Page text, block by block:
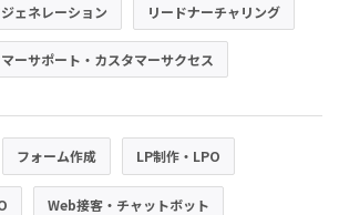
ェネレーション リードナーチャリング
ーサポート・カスタマーサクセス
フォーム作成 LP制作・LPO
Web接客・チャットボット